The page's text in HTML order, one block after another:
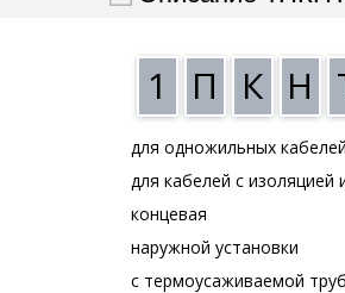
1 П К Н
для одножильных кабелей
для кабелей с изоляцией
концевая
наружной установки
с термоусаживаемой